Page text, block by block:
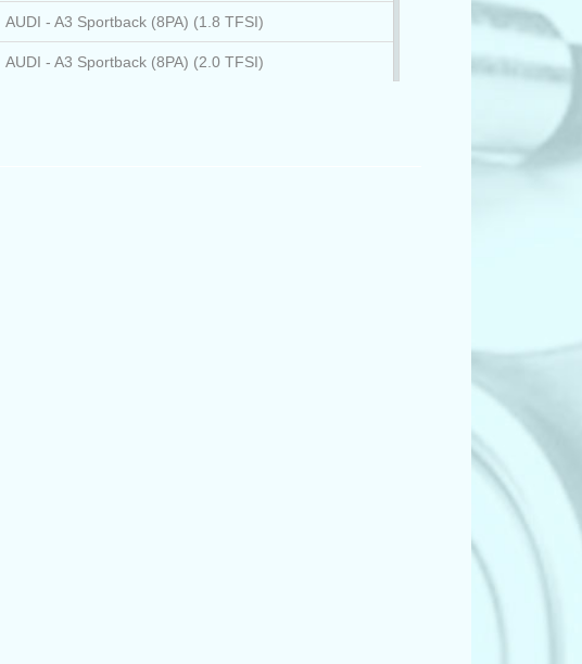
AUDI - A3 Sportback (8PA) (1.8 TFSI)
AUDI - A3 Sportback (8PA) (2.0 TFSI)